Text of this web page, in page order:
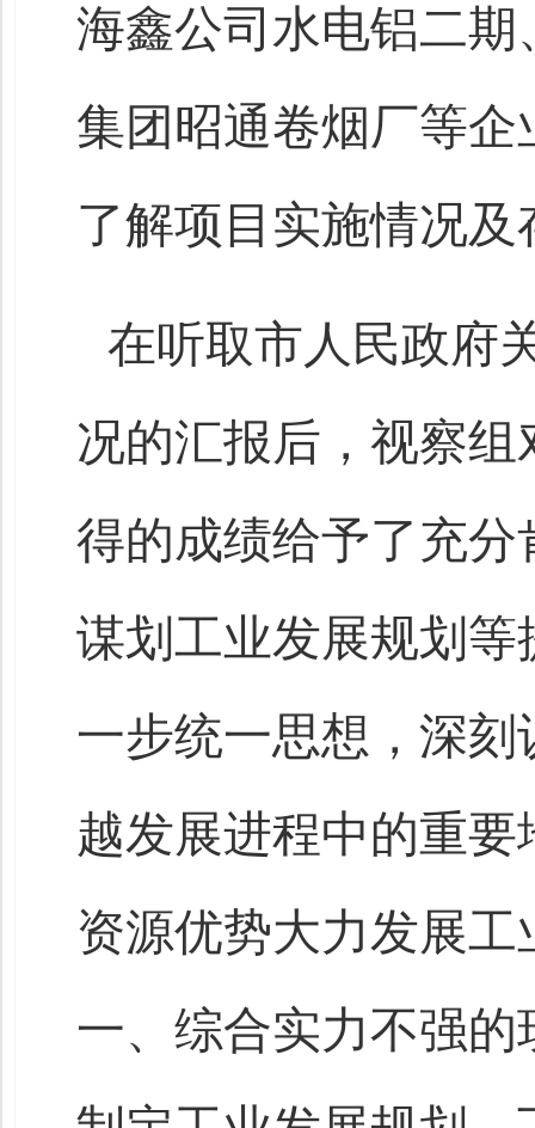
海鑫公司水电铝二
集团昭通卷烟厂等
了解项目实施情况
在听取市人民政府
况的汇报后，视察
得的成绩给予了充
谋划工业发展规划
一步统一思想，深
越发展进程中的重
资源优势大力发展
一、综合实力不强